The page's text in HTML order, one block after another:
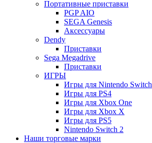
Портативные приставки
PGP AIO
SEGA Genesis
Аксессуары
Dendy
Приставки
Sega Megadrive
Приставки
ИГРЫ
Игры для Nintendo Switch
Игры для PS4
Игры для Xbox One
Игры для Xbox X
Игры для PS5
Nintendo Switch 2
Наши торговые марки